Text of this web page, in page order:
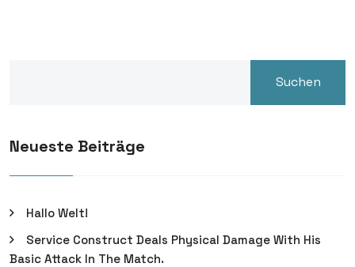
Suchen
Neueste Beiträge
Hallo Welt!
Service Construct Deals Physical Damage With His
Basic Attack In The Match.